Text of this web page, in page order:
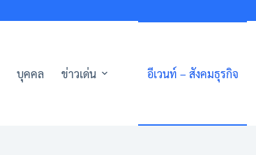
บุคคล ข่าวเด่น อีเวนท์ – สังคมธุรกิจ